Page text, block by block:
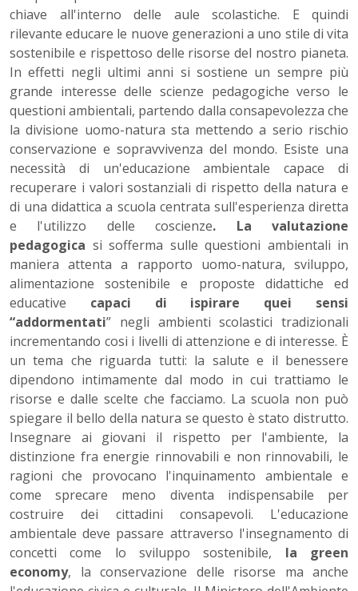
chiave all'interno delle aule scolastiche. E quindi
rilevante educare le nuove generazioni a uno stile di vita
sostenibile e rispettoso delle risorse del nostro pianeta.
In effetti negli ultimi anni si sostiene un sempre più
grande interesse delle scienze pedagogiche verso le
questioni ambientali, partendo dalla consapevolezza che
la divisione uomo-natura sta mettendo a serio rischio
conservazione e sopravvivenza del mondo. Esiste una
necessità di un'educazione ambientale capace di
recuperare i valori sostanziali di rispetto della natura e
di una didattica a scuola centrata sull'esperienza diretta
e l'utilizzo delle coscienze. La valutazione
pedagogica si sofferma sulle questioni ambientali in
maniera attenta a rapporto uomo-natura, sviluppo,
alimentazione sostenibile e proposte didattiche ed
educative capaci di ispirare quei sensi
“addormentati” negli ambienti scolastici tradizionali
incrementando cosi i livelli di attenzione e di interesse. È
un tema che riguarda tutti: la salute e il benessere
dipendono intimamente dal modo in cui trattiamo le
risorse e dalle scelte che facciamo. La scuola non può
spiegare il bello della natura se questo è stato distrutto.
Insegnare ai giovani il rispetto per l'ambiente, la
distinzione fra energie rinnovabili e non rinnovabili, le
ragioni che provocano l'inquinamento ambientale e
come sprecare meno diventa indispensabile per
costruire dei cittadini consapevoli. L'educazione
ambientale deve passare attraverso l'insegnamento di
concetti come lo sviluppo sostenibile, la green
economy, la conservazione delle risorse ma anche